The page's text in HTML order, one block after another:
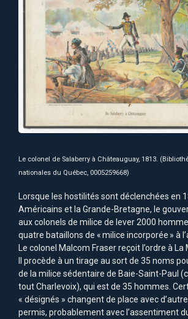
Le colonel de Salaberry à Châteauguay, 1813.
nationales du Québec, 0005259668)
Lorsque les hostilités sont déclenchées en
Américains et la Grande-Bretagne, le
aux colonels de milice de lever 2000
quatre bataillons de « milice incorporée » à
Le colonel Malcom Fraser reçoit l’ordre à La
Il procède à un tirage au sort de 35 noms
de la milice sédentaire de Baie-Saint-Paul
tout Charlevoix), qui est de 35 hommes.
« désignés » changent de place avec
permis, probablement avec l’assentiment